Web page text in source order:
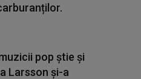
pop știe și
Larsson și-a